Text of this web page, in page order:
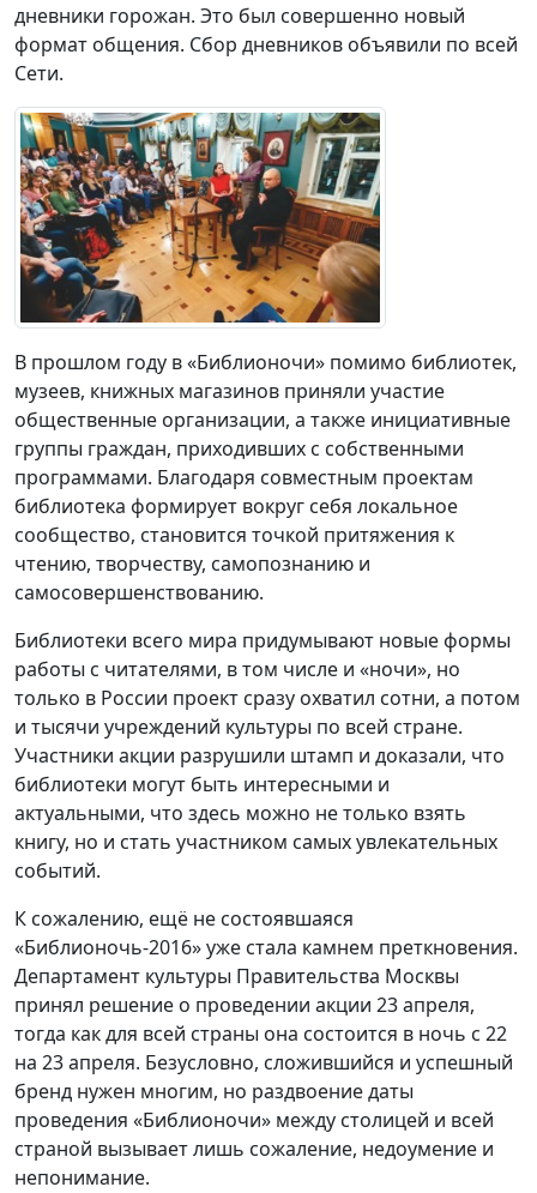
дневники горожан. Это был совершенно новый
формат общения. Сбор дневников объявили по всей
Сети.
В прошлом году в «Библионочи» помимо библиотек,
музеев, книжных магазинов приняли участие
общественные организации, а также инициативные
группы граждан, приходивших с собственными
программами. Благодаря совместным проектам
библиотека формирует вокруг себя локальное
сообщество, становится точкой притяжения к
чтению, творчеству, самопознанию и
самосовершенствованию.
Библиотеки всего мира придумывают новые формы
работы с читателями, в том числе и «ночи», но
только в России проект сразу охватил сотни, а потом
и тысячи учреждений культуры по всей стране.
Участники акции разрушили штамп и доказали, что
библиотеки могут быть интересными и
актуальными, что здесь можно не только взять
книгу, но и стать участником самых увлекательных
событий.
К сожалению, ещё не состоявшаяся
«Библионочь-2016» уже стала камнем преткновения.
Департамент культуры Правительства Москвы
принял решение о проведении акции 23 апреля,
тогда как для всей страны она состоится в ночь с 22
на 23 апреля. Безусловно, сложившийся и успешный
бренд нужен многим, но раздвоение даты
проведения «Библионочи» между столицей и всей
страной вызывает лишь сожаление, недоумение и
непонимание.